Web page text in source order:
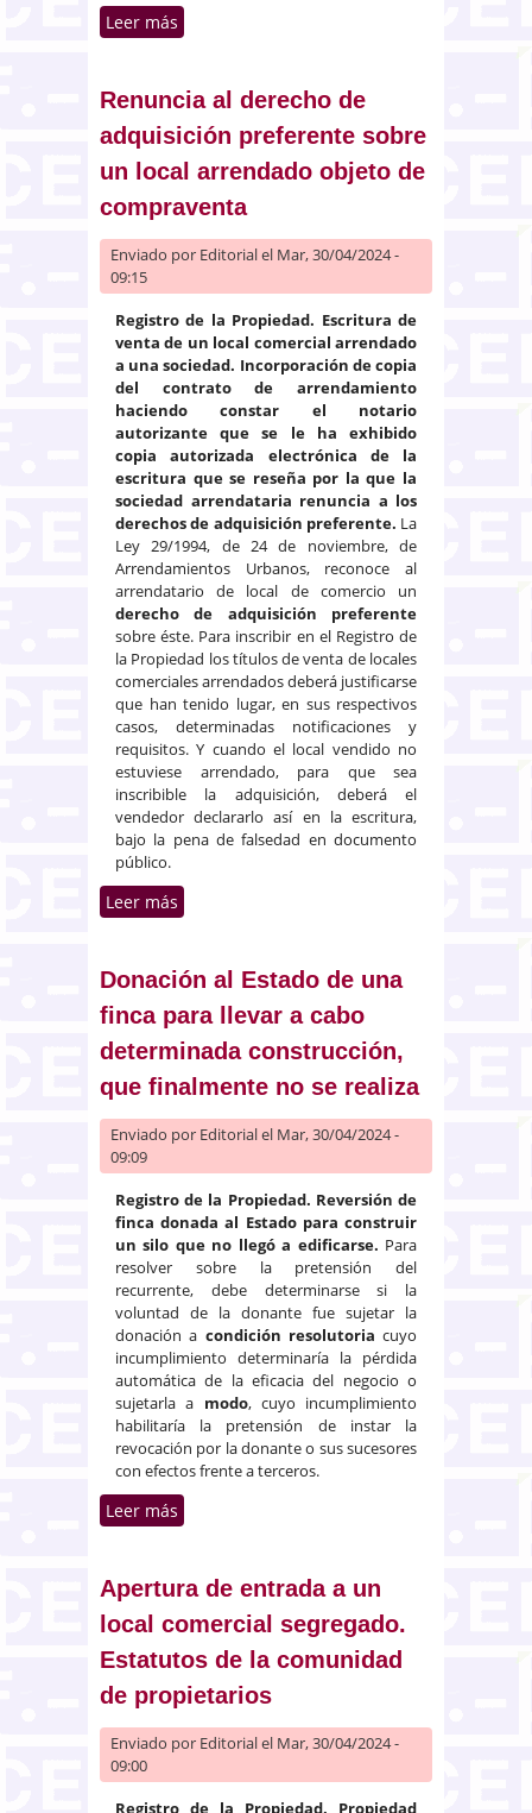
Leer más
notarial de información
Renuncia al derecho de
adquisición preferente sobre
un local arrendado objeto de
compraventa
Enviado por Editorialel Mar, 30/04/2024 -
09:15
Registro de la Propiedad. Escritura de
venta de un local comercial arrendado
a una sociedad. Incorporación de copia
del contrato de arrendamiento
haciendo constar el notario
autorizante que se le ha exhibido
copia autorizada electrónica de la
escritura que se reseña por la que la
sociedad arrendataria renuncia a los
derechos de adquisición preferente. La
Ley 29/1994, de 24 de noviembre, de
Arrendamientos Urbanos, reconoce al
arrendatario de local de comercio un
derecho de adquisición preferente
sobre éste. Para inscribir en el Registro de
la Propiedad los títulos de venta de locales
comerciales arrendados deberá justificarse
que han tenido lugar, en sus respectivos
casos, determinadas notificaciones y
requisitos. Y cuando el local vendido no
estuviese arrendado, para que sea
inscribible la adquisición, deberá el
vendedor declararlo así en la escritura,
bajo la pena de falsedad en documento
público.
Leer más
compraventa
Donación al Estado de una
finca para llevar a cabo
determinada construcción,
que finalmente no se realiza
Enviado por Editorialel Mar, 30/04/2024 -
09:09
Registro de la Propiedad. Reversión de
finca donada al Estado para construir
un silo que no llegó a edificarse. Para
resolver sobre la pretensión del
recurrente, debe determinarse si la
voluntad de la donante fue sujetar la
donación a condición resolutoria cuyo
incumplimiento determinaría la pérdida
automática de la eficacia del negocio o
sujetarla a modo, cuyo incumplimiento
habilitaría la pretensión de instar la
revocación por la donante o sus sucesores
con efectos frente a terceros.
Leer más
finalmente no se realiza
Apertura de entrada a un
local comercial segregado.
Estatutos de la comunidad
de propietarios
Enviado por Editorialel Mar, 30/04/2024 -
09:00
Registro de la Propiedad. Propiedad